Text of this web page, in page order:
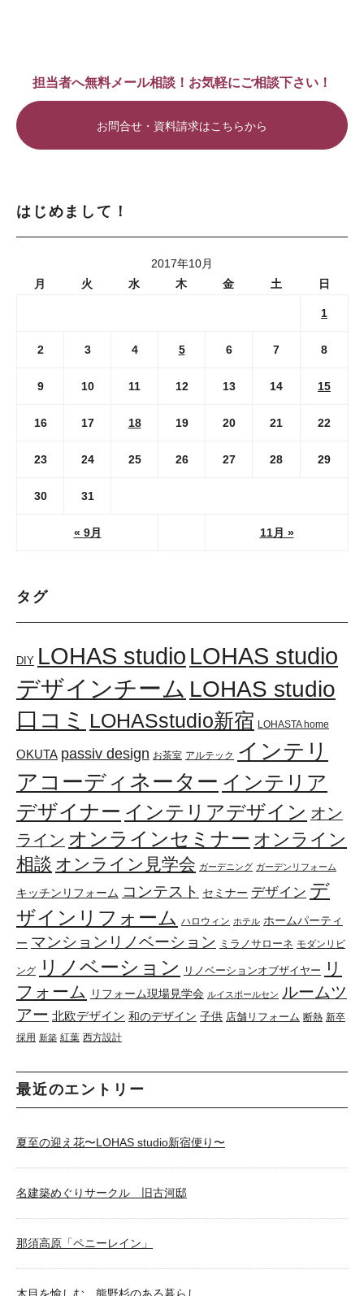
担当者へ無料メール相談！お気軽にご相談下さい！
お問合せ・資料請求はこちらから
はじめまして！
2017年10月
月
火 水 木 金 土 日
« 9月 11月 »
1
2 3 4 5 6 7 8
9 10 11 12 13 14 15
16 17 18 19 20 21 22
23 24 25 26 27 28 29
30 31
タグ
DIY LOHAS studio LOHAS studio
デザインチーム LOHAS studio
口コミ LOHASstudio新宿 LOHASTA home
OKUTA passiv design お茶室 アルテック インテリ
アコーディネーター インテリア
デザイナー インテリアデザイン オン
ライン オンラインセミナー オンライン
相談 オンライン見学会 ガーデニング ガーデンリフォーム
キッチンリフォーム コンテスト セミナー デザイン デ
ザインリフォーム ハロウィン ホテル ホームパーティ
ー マンションリノベーション ミラノサローネ モダンリビ
ング リノベーション リノベーションオブザイヤー
リ
フォーム リフォーム現場見学会 ルイスポールセン ルームツ
アー 北欧デザイン 和のデザイン 子供 店舗リフォーム 断熱 新卒
採用 新築 紅葉 西方設計
最近のエントリー
夏至の迎え花〜LOHAS studio新宿便り〜
名建築めぐりサークル 旧古河邸
那須高原「ペニーレイン」